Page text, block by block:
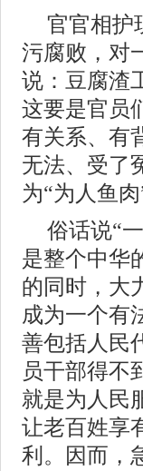
官官相护
污腐败，对
说：豆腐渣
这要是官员
有关系、有
无法、受了
为“为人鱼
俗话说“
是整个中华
的同时，大
成为一个有
善包括人民
员干部得不
就是为人民
让老百姓享
利。因而，